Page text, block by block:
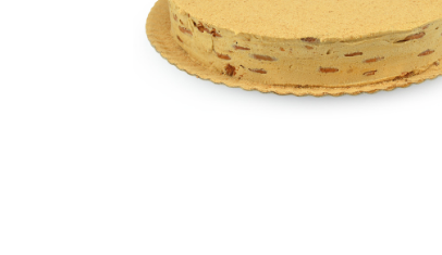
BOLO DE
BOLACHA
Bolos